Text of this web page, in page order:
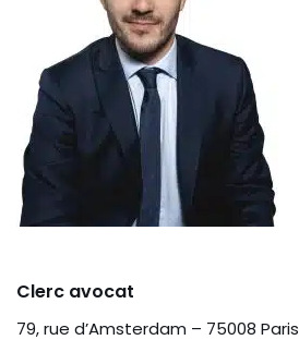
Clerc avocat
79, rue d’Amsterdam – 75008 Paris